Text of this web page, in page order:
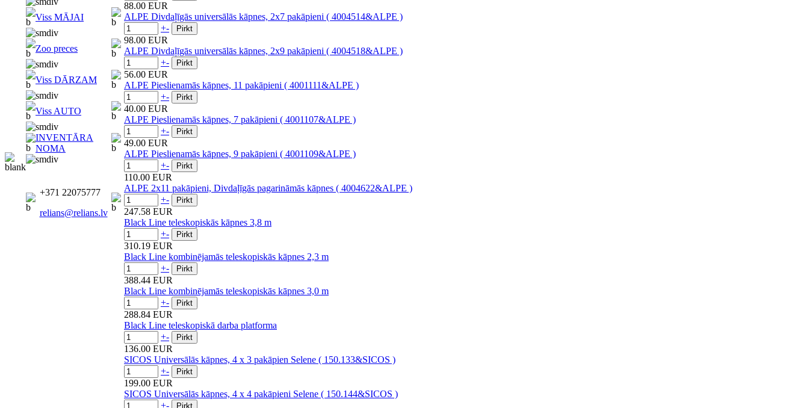
Viss MĀJAI
Zoo preces
Viss DĀRZAM
Viss AUTO
INVENTĀRA
NOMA
+371 22075777
relians@relians.lv
88.00 EUR
ALPE Divdaļīgās universālās kāpnes, 2x7 pakāpieni ( 4004514&ALPE )
+-
98.00 EUR
ALPE Divdaļīgās universālās kāpnes, 2x9 pakāpieni ( 4004518&ALPE )
+-
56.00 EUR
ALPE Pieslienamās kāpnes, 11 pakāpieni ( 4001111&ALPE )
+-
40.00 EUR
ALPE Pieslienamās kāpnes, 7 pakāpieni ( 4001107&ALPE )
+-
49.00 EUR
ALPE Pieslienamās kāpnes, 9 pakāpieni ( 4001109&ALPE )
+-
110.00 EUR
ALPE 2x11 pakāpieni, Divdaļīgās pagarināmās kāpnes ( 4004622&ALPE )
+-
247.58 EUR
Black Line teleskopiskās kāpnes 3,8 m
+-
310.19 EUR
Black Line kombinējamās teleskopiskās kāpnes 2,3 m
+-
388.44 EUR
Black Line kombinējamās teleskopiskās kāpnes 3,0 m
+-
288.84 EUR
Black Line teleskopiskā darba platforma
+-
136.00 EUR
SICOS Universālās kāpnes, 4 x 3 pakāpien Selene ( 150.133&SICOS )
+-
199.00 EUR
SICOS Universālās kāpnes, 4 x 4 pakāpieni Selene ( 150.144&SICOS )
+-